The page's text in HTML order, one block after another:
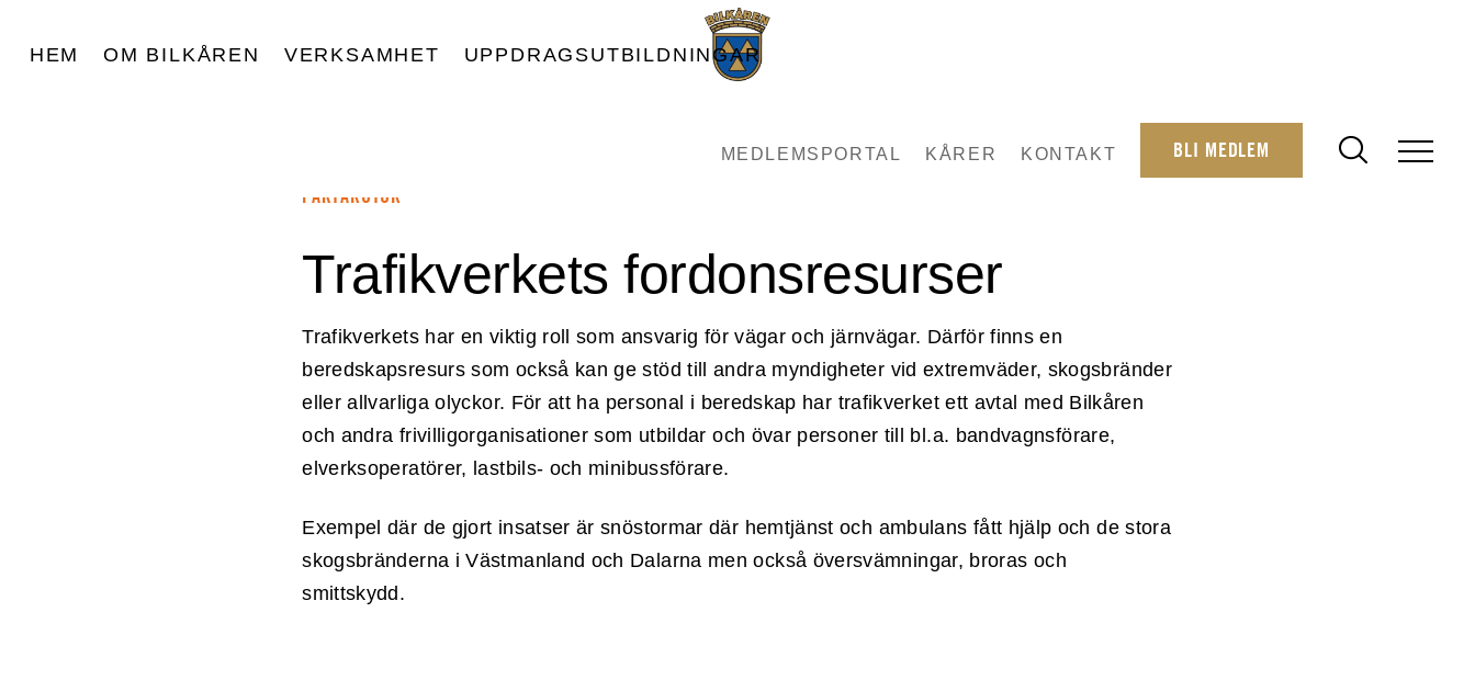
HEM OM BILKÅREN VERKSAMHET UPPDRAGSUTBILDNINGAR
MEDLEMSPORTAL KÅRER KONTAKT
BLI MEDLEM
FAKTARUTOR
Trafikverkets fordonsresurser
Trafikverkets har en viktig roll som ansvarig för vägar och järnvägar. Därför finns en
beredskapsresurs som också kan ge stöd till andra myndigheter vid extremväder, skogsbränder
eller allvarliga olyckor. För att ha personal i beredskap har trafikverket ett avtal med Bilkåren
och andra frivilligorganisationer som utbildar och övar personer till bl.a. bandvagnsförare,
elverksoperatörer, lastbils- och minibussförare.
Exempel där de gjort insatser är snöstormar där hemtjänst och ambulans fått hjälp och de stora
skogsbränderna i Västmanland och Dalarna men också översvämningar, broras och
smittskydd.